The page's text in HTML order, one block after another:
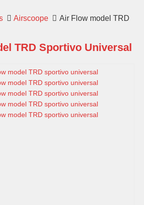
Airscoope
Air Flow model TRD
TRD Sportivo Universal